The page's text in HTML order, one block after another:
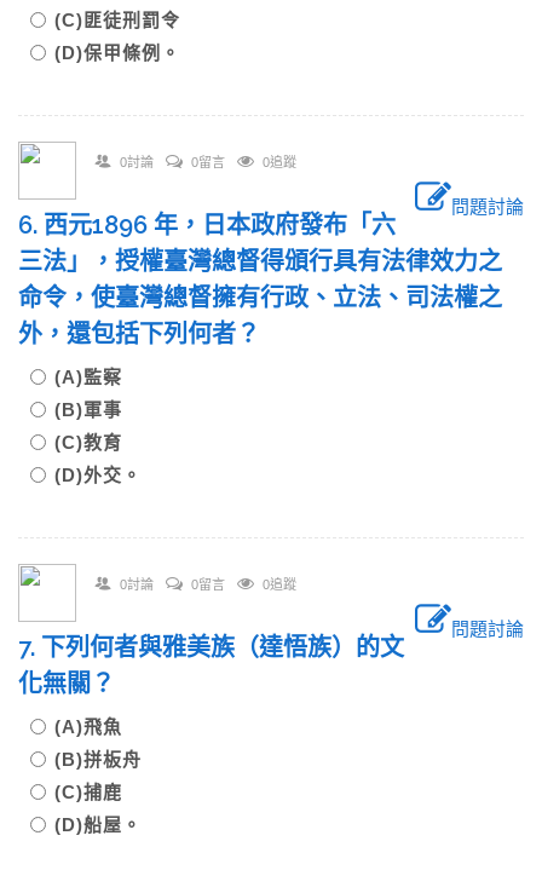
(C)匪徒刑罰令
(D)保甲條例。
0討論 0留言 0追蹤
問題討論
6. 西元1896 年，日本政府發布「六
三法」，授權臺灣總督得頒行具有法律效力之
命令，使臺灣總督擁有行政、立法、司法權之
外，還包括下列何者？
(A)監察
(B)軍事
(C)教育
(D)外交。
0討論 0留言 0追蹤
問題討論
7. 下列何者與雅美族（達悟族）的文
化無關？
(A)飛魚
(B)拼板舟
(C)捕鹿
(D)船屋。